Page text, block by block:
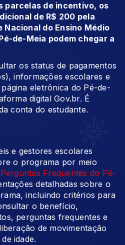
parcelas de incentivo, os
de R$ 200 pela
do Ensino Médio
de-Meia podem chegar a
os status de pagamentos
informações escolares e
eletrônica do Pé-de-
digital Gov.br. É
conta do estudante.
e gestores escolares
o programa por meio
Perguntas Frequentes do Pé-
detalhadas sobre o
incluindo critérios para
o benefício,
perguntas frequentes e
de movimentação
idade.